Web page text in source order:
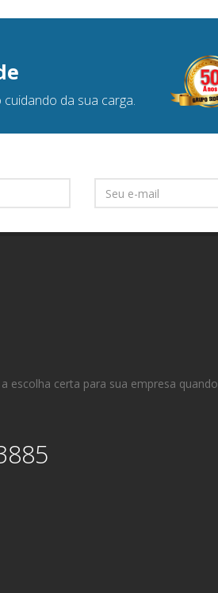
da sua carga.
escolha certa para sua empresa quando